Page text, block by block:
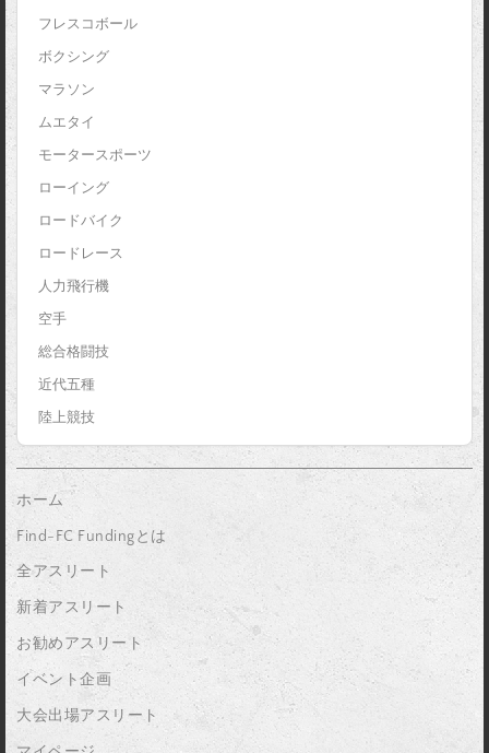
フレスコボール
ボクシング
マラソン
ムエタイ
モータースポーツ
ローイング
ロードバイク
ロードレース
人力飛行機
空手
総合格闘技
近代五種
陸上競技
ホーム
Find-FC Fundingとは
全アスリート
新着アスリート
お勧めアスリート
イベント企画
大会出場アスリート